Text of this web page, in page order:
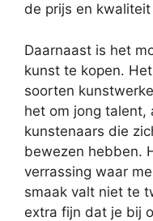
de prijs en
Daarnaast is het
kunst te kopen.
soorten
het om jong talent,
kunstenaars die
bewezen hebben.
verrassing waar
smaak valt niet te
extra fijn dat je bij